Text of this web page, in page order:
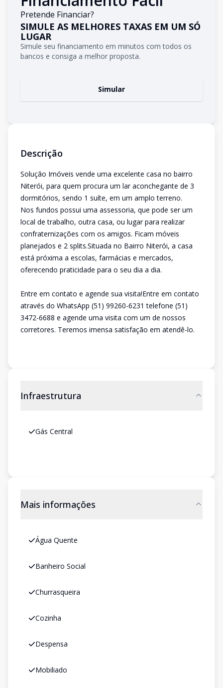
Pretende Financiar?
SIMULE AS MELHORES TAXAS EM UM SÓ
LUGAR
Simule seu financiamento em minutos com todos os
bancos e consiga a melhor proposta.
Simular
Descrição
Solução Imóveis vende uma excelente casa no bairro
Niterói, para quem procura um lar aconchegante de 3
dormitórios, sendo 1 suíte, em um amplo terreno.
Nos fundos possui uma assessoria, que pode ser um
local de trabalho, outra casa, ou lugar para realizar
confraternizações com os amigos. Ficam móveis
planejados e 2 splits.Situada no Bairro Niterói, a casa
está próxima a escolas, farmácias e mercados,
oferecendo praticidade para o seu dia a dia.
Entre em contato e agende sua visita!Entre em contato
através do WhatsApp (51) 99260-6231 telefone (51)
3472-6688 e agende uma visita com um de nossos
corretores. Teremos imensa satisfação em atendê-lo.
Infraestrutura
Gás Central
Mais informações
Água Quente
Banheiro Social
Churrasqueira
Cozinha
Despensa
Mobiliado